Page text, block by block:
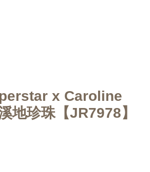
x Caroline
地珍珠【JR7978】